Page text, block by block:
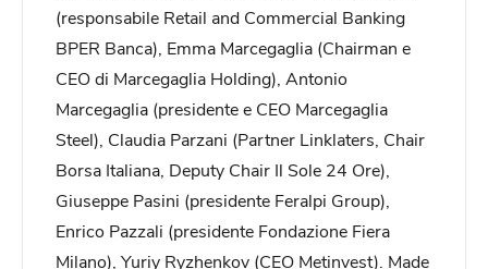
(responsabile Retail and Commercial Banking
BPER Banca), Emma Marcegaglia (Chairman e
CEO di Marcegaglia Holding), Antonio
Marcegaglia (presidente e CEO Marcegaglia
Steel), Claudia Parzani (Partner Linklaters, Chair
Borsa Italiana, Deputy Chair Il Sole 24 Ore),
Giuseppe Pasini (presidente Feralpi Group),
Enrico Pazzali (presidente Fondazione Fiera
Milano), Yuriy Ryzhenkov (CEO Metinvest). Made